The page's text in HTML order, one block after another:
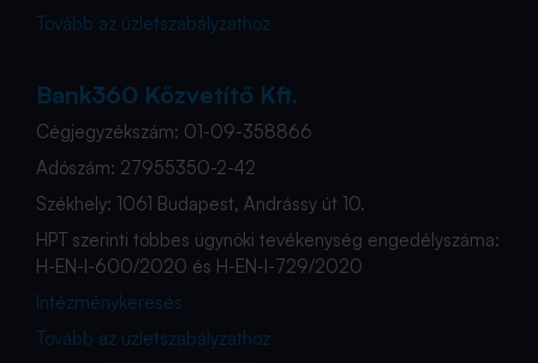
Tovább az üzletszabályzathoz
Bank360 Közvetítő Kft.
Cégjegyzékszám: 01-09-358866
Adószám: 27955350-2-42
Székhely: 1061 Budapest, Andrássy út 10.
HPT szerinti többes ügynöki tevékenység engedélyszáma:
H-EN-I-600/2020 és H-EN-I-729/2020
Intézménykeresés
Tovább az üzletszabályzathoz